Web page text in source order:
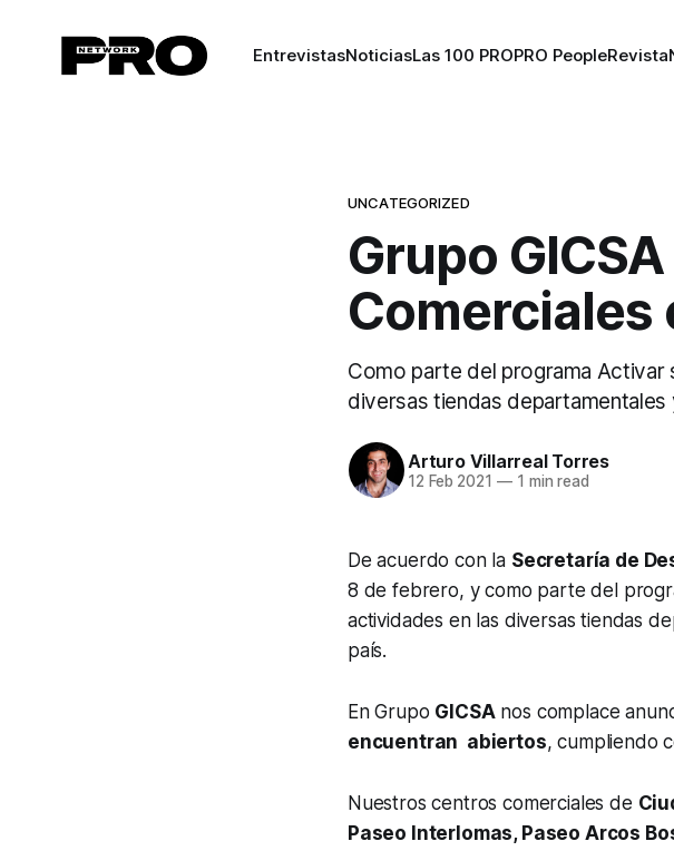
EntrevistasNoticiasLas 100 PROPRO PeopleRevista
UNCATEGORIZED
Grupo
Comerciales
Como parte del programa Activar
diversas tiendas
Arturo Villarreal Torres
12 Feb 2021 —1 min read
De acuerdo con la Secretaría de
8 de febrero, y como parte del
actividades en las diversas tiendas
país.
En Grupo GICSAnos complace
encuentran abiertos, cumpliendo
Nuestros centros comerciales de
Paseo Interlomas, Paseo Arcos